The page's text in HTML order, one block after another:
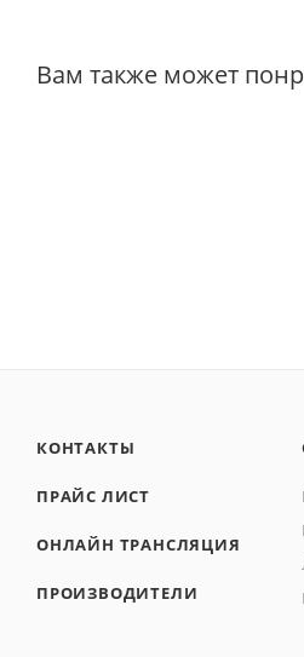
Вам также может
КОНТАКТЫ
ПРАЙС ЛИСТ
ОНЛАЙН ТРАНСЛЯЦИЯ
ПРОИЗВОДИТЕЛИ